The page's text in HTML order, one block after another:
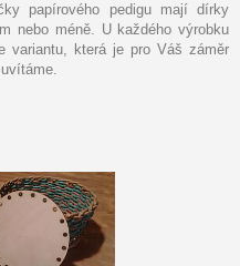
papírového pedigu mají dírky
nebo méně. U každého výrobku
variantu, která je pro Váš záměr